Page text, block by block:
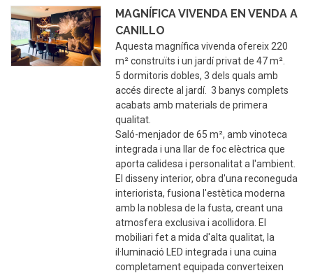
MAGNÍFICA VIVENDA EN VENDA A
CANILLO
Aquesta magnífica vivenda ofereix 220
m² construïts i un jardí privat de 47 m².
5 dormitoris dobles, 3 dels quals amb
accés directe al jardí. 3 banys complets
acabats amb materials de primera
qualitat.
Saló-menjador de 65 m², amb vinoteca
integrada i una llar de foc elèctrica que
aporta calidesa i personalitat a l'ambient.
El disseny interior, obra d'una reconeguda
interiorista, fusiona l'estètica moderna
amb la noblesa de la fusta, creant una
atmosfera exclusiva i acollidora. El
mobiliari fet a mida d'alta qualitat, la
il·luminació LED integrada i una cuina
completament equipada converteixen